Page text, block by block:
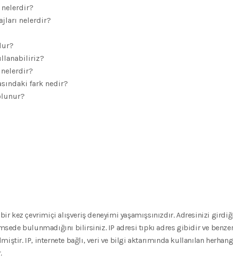
nelerdir?
nelerdir?
nelerdir?
fark nedir?
kez çevrimiçi alışveriş deneyimi yaşamışsınızdır. Adresinizi
bulunmadığını bilirsiniz. IP adresi tıpkı adres gibidir ve
IP, internete bağlı, veri ve bilgi aktarımında kullanılan